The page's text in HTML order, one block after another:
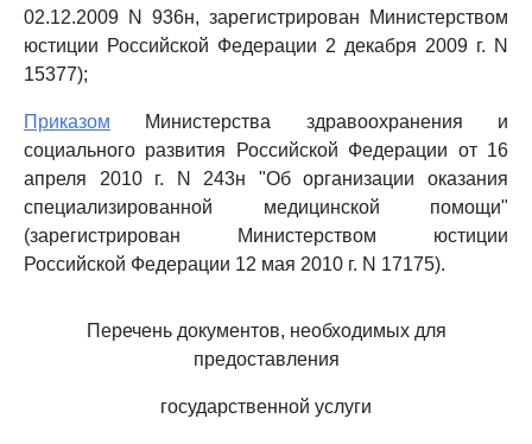
02.12.2009 N 936н, зарегистрирован Министерством
юстиции Российской Федерации 2 декабря 2009 г. N
15377);
Приказом Министерства здравоохранения и
социального развития Российской Федерации от 16
апреля 2010 г. N 243н "Об организации оказания
специализированной медицинской помощи"
(зарегистрирован Министерством юстиции
Российской Федерации 12 мая 2010 г. N 17175).
Перечень документов, необходимых для
предоставления
государственной услуги